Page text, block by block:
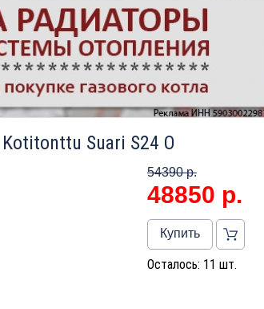
Suari S24 О
54390 р.
48850 р.
Купить
Осталось: 11 шт.